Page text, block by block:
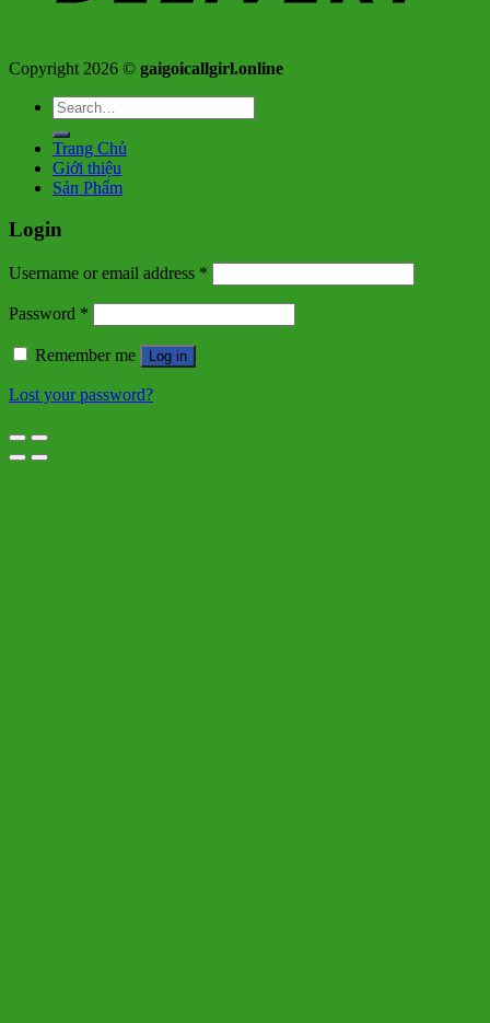
Copyright 2026 © gaigoicallgirl.online
Search
for:
Trang Chủ
Giới thiệu
Sản Phẩm
Login
Username or email address *
Password *
Remember me Log in
Lost your password?